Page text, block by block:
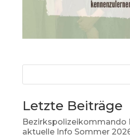
Letzte Beiträge
Bezirkspolizeikommando
aktuelle Info Sommer